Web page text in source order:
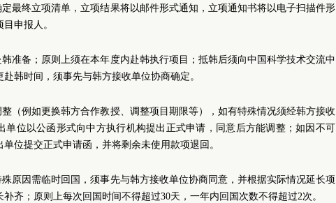
最终立项清单，立项结果将以邮件形式通知，立项通知书将以电子扫描件形
申报人。
准备；原则上须在本年度内赴韩执行项目；抵韩后须向中国科学技术交流中
韩时间，须事先与韩方接收单位协商确定。
（例如更换韩方合作教授、调整项目期限等），如有特殊情况须经韩方接收
单位以公函形式向中方执行机构提出正式申请，同意后方能调整；如因不可
位提交正式申请函，并将剩余未使用款项退回。
原因需临时回国，须事先与韩方接收单位协商同意，并根据实际情况延长项
齐；原则上每次回国时间不得超过30天，一年内回国次数不得超过2次。